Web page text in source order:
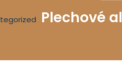
Plechové